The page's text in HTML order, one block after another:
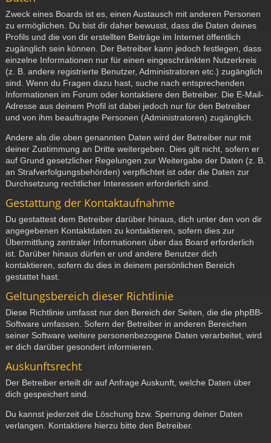
Zweck eines Boards ist es, einen Austausch mit anderen Personen
zu ermöglichen. Du bist dir daher bewusst, dass die Daten deines
Profils und die von dir erstellten Beiträge im Internet öffentlich
zugänglich sein können. Der Betreiber kann jedoch festlegen, dass
einzelne Informationen nur für einen eingeschränkten Nutzerkreis
(z. B. andere registrierte Benutzer, Administratoren etc.) zugänglich
sind. Wenn du Fragen dazu hast, suche nach entsprechenden
Informationen im Forum oder kontaktiere den Betreiber. Die E-Mail-
Adresse aus deinem Profil ist dabei jedoch nur für den Betreiber
und von ihm beauftragte Personen (Administratoren) zugänglich.
Andere als die oben genannten Daten wird der Betreiber nur mit
deiner Zustimmung an Dritte weitergeben. Dies gilt nicht, sofern er
auf Grund gesetzlicher Regelungen zur Weitergabe der Daten (z. B.
an Strafverfolgungsbehörden) verpflichtet ist oder die Daten zur
Durchsetzung rechtlicher Interessen erforderlich sind.
Gestattung der Kontaktaufnahme
Du gestattest dem Betreiber darüber hinaus, dich unter den von dir
angegebenen Kontaktdaten zu kontaktieren, sofern dies zur
Übermittlung zentraler Informationen über das Board erforderlich
ist. Darüber hinaus dürfen er und andere Benutzer dich
kontaktieren, sofern du dies in deinem persönlichen Bereich
gestattet hast.
Geltungsbereich dieser Richtlinie
Diese Richtlinie umfasst nur den Bereich der Seiten, die die phpBB-
Software umfassen. Sofern der Betreiber in anderen Bereichen
seiner Software weitere personenbezogene Daten verarbeitet, wird
er dich darüber gesondert informieren.
Auskunftsrecht
Der Betreiber erteilt dir auf Anfrage Auskunft, welche Daten über
dich gespeichert sind.
Du kannst jederzeit die Löschung bzw. Sperrung deiner Daten
verlangen. Kontaktiere hierzu bitte den Betreiber.